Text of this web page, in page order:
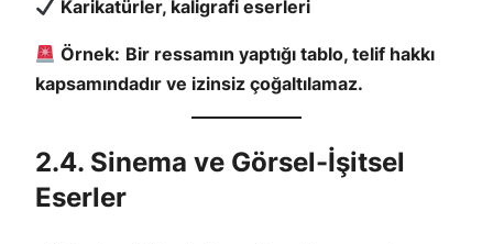
Karikatürler, kaligrafi eserleri
Örnek: Bir ressamın yaptığı tablo, telif hakkı
kapsamındadır ve izinsiz çoğaltılamaz.
2.4. Sinema ve Görsel-İşitsel
Eserler